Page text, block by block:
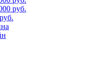
руб.